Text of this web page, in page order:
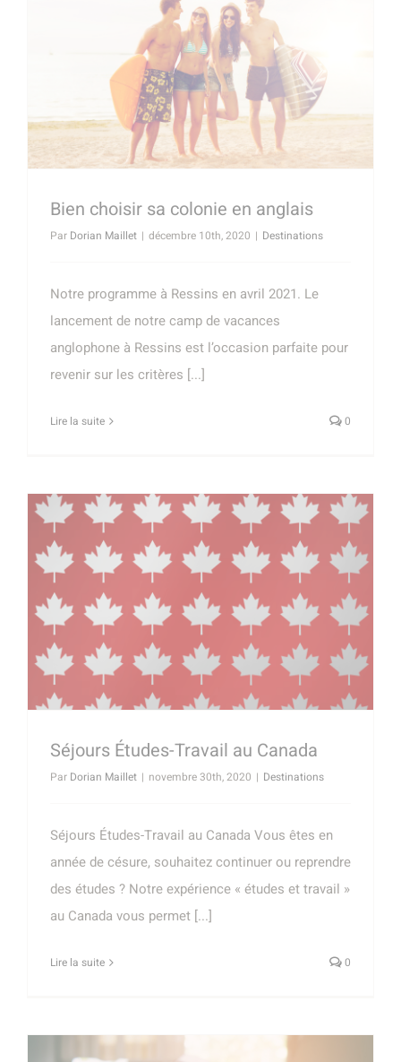
Bien choisir sa colonie en anglais
Par Dorian Maillet | décembre 10th, 2020 | Destinations
Notre programme à Ressins en avril 2021. Le
lancement de notre camp de vacances
anglophone à Ressins est l’occasion parfaite pour
revenir sur les critères [...]
Lire la suite 0
Séjours Études-Travail au Canada
Par Dorian Maillet | novembre 30th, 2020 | Destinations
Séjours Études-Travail au Canada Vous êtes en
année de césure, souhaitez continuer ou reprendre
des études ? Notre expérience « études et travail »
au Canada vous permet [...]
Lire la suite 0